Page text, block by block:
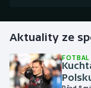
Cyklistika
Florbal
Aktuality ze
FOTBAL